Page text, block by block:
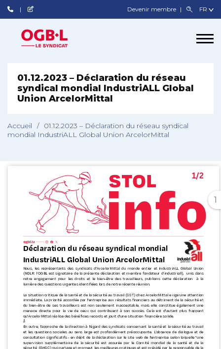
Devenir membre
01.12.2023 – Déclaration du réseau
syndical mondial IndustriALL Global
Union ArcelorMittal
Accueil /
01.12.2023 – Déclaration du réseau syndical
mondial IndustriALL Global Union ArcelorMittal
1